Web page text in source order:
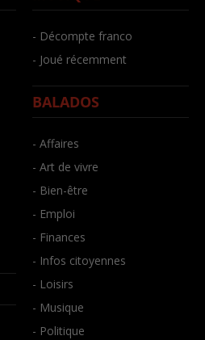
- Décompte franco
- Joué récemment
BALADOS
- Affaires
- Art de vivre
- Bien-être
- Emploi
- Finances
- Infos citoyennes
- Loisirs
- Musique
- Politique